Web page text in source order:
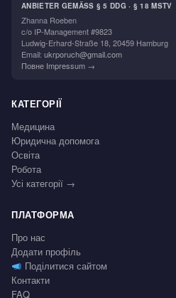
ANBIETER GEMÄSS § 5 DDG · § 18 MSTV
Zhanna Roeben
c/o IP-Management #9823
Ludwig-Erhard-Straße 18, 20459 Hamburg
Email: ukrporuch@gmail.com
Повне Impressum →
КАТЕГОРІЇ
Медицина
Юридична допомога
Освіта
Робота
Усі категорії →
ПЛАТФОРМА
Про нас
Додати профіль
Поділитися сайтом
Контакти
FAQ